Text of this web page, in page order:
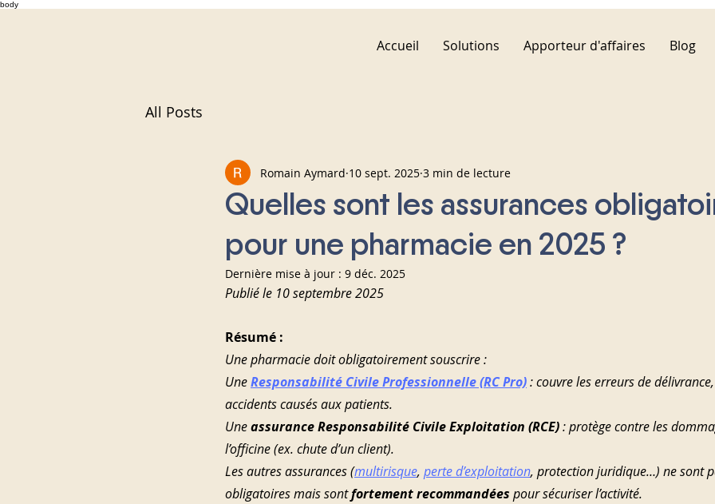
body
Accueil Solutions Apporteur d'affaires Blog
All Posts
Quelles sont les assurances
pour une pharmacie en 2025 ?
Romain Aymard 10 sept. 2025 3 min de lecture
Dernière mise à jour : 9 déc. 2025
Publié le 10 septembre 2025
Résumé :
Une pharmacie doit obligatoirement souscrire :
Une Responsabilité Civile Professionnelle (RC Pro) : couvre les erreurs de
accidents causés aux patients.
Une assurance Responsabilité Civile Exploitation (RCE) : protège contre les
l’officine (ex. chute d’un client).
Les autres assurances (multirisque, perte d’exploitation, protection juridique…) ne sont
obligatoires mais sont fortement recommandées pour sécuriser l’activité.